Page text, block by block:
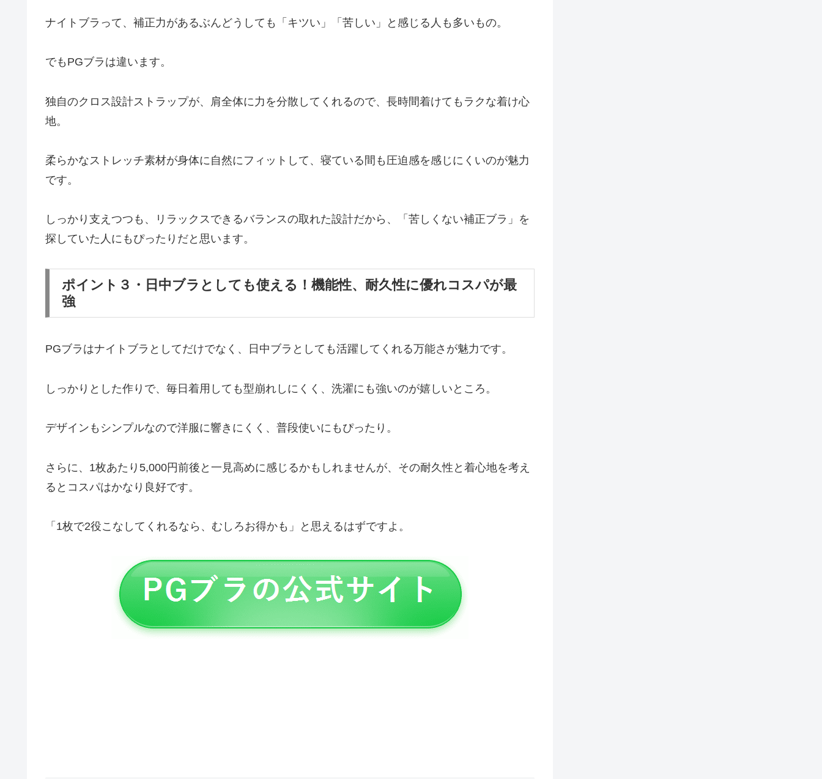
ナイトブラって、補正力があるぶんどうしても「キツい」「苦しい」と感じる人も多いもの。
でもPGブラは違います。
独自のクロス設計ストラップが、肩全体に力を分散してくれるので、長時間着けてもラクな着け心
地。
柔らかなストレッチ素材が身体に自然にフィットして、寝ている間も圧迫感を感じにくいのが魅力
です。
しっかり支えつつも、リラックスできるバランスの取れた設計だから、「苦しくない補正ブラ」を
探していた人にもぴったりだと思います。
ポイント３・日中ブラとしても使える！機能性、耐久性に優れコスパが最
強
PGブラはナイトブラとしてだけでなく、日中ブラとしても活躍してくれる万能さが魅力です。
しっかりとした作りで、毎日着用しても型崩れしにくく、洗濯にも強いのが嬉しいところ。
デザインもシンプルなので洋服に響きにくく、普段使いにもぴったり。
さらに、1枚あたり5,000円前後と一見高めに感じるかもしれませんが、その耐久性と着心地を考え
るとコスパはかなり良好です。
「1枚で2役こなしてくれるなら、むしろお得かも」と思えるはずですよ。